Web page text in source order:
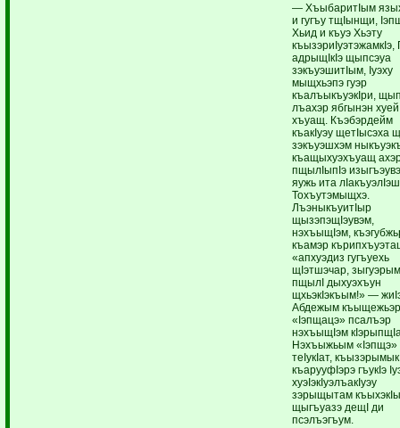
— ХъыбаритIым
и гугъу тщIынщи,
Хьид и къуэ Хьэту
адрыщIкIэ щыпсэуа
зэкъуэшитIым, Iуэху
мыщхьэпэ гуэр
къалъыкъуэкIри,
лъахэр ябгынэн хуей
хъуащ. Къэбэрдейм
къакIуэу щетIысэха
зэкъуэшхэм
къащыхуэхъуащ
пщылIыпIэ
яужь ита лIакъуэлIэш
Тохъутэмыщхэ.
ЛъэныкъуитIыр
щызэпэщIэувэм,
нэхъыщIэм,
къамэр
«апхуэдиз гугъуехь
щIэтшэчар,
пщылI дыхуэхъун
щхьэкIэкъым!» —
Абдежым
«Iэпщацэ» псалъэр
нэхъыщIэм
Нэхъыжьым «Iэпщэ»
теIукIат,
къарууфIэрэ гъукIэ
хуэIэкIуэлъакIуэу
зэрыщытам
щыгъуазэ дещI ди
псэлъэгъум.